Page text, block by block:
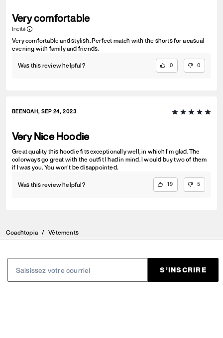
Very comfortable
Incité
Very comfortable and stylish. Perfect match with the shorts for a casual
evening with family and friends.
Was this review helpful? 0 0
BEENOAH, SEP 24, 2023
Very Nice Hoodie
Great quality this hoodie fits exceptionally well, in which I'm glad. The
colorways go great with the outfit I had in mind. I would buy two of them
if I was you. You won't be disappointed.
Was this review helpful? 19 5
Coachtopia / Vêtements
S’INSCRIRE